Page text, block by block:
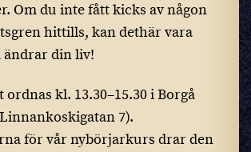
Om du inte fått kicks av någon
hittills, kan dethär vara
ändrar din liv!
kl. 13.30–15.30 i Borgå
7).
för vår nybörjarkurs drar den